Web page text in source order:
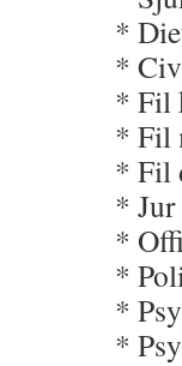
*
*
* Fil
* Fil
* Fil
*
*
*
*
*